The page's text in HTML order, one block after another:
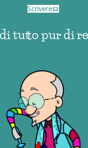
Scrivere
tutto pur di
095_0_015